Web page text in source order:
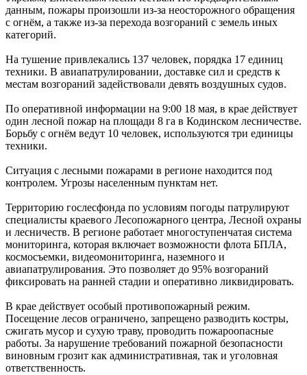
данным, пожары произошли из-за неосторожного обращения
с огнём, а также из-за перехода возгораний с земель иных
категорий.
На тушение привлекались 137 человек, порядка 17 единиц
техники. В авиапатрулировании, доставке сил и средств к
местам возгораний задействовали девять воздушных судов.
По оперативной информации на 9:00 18 мая, в крае действует
один лесной пожар на площади 8 га в Кодинском лесничестве.
Борьбу с огнём ведут 10 человек, используются три единицы
техники.
Ситуация с лесными пожарами в регионе находится под
контролем. Угрозы населенным пунктам нет.
Территорию гослесфонда по условиям погоды патрулируют
специалисты краевого Лесопожарного центра, Лесной охраны
и лесничеств. В регионе работает многоступенчатая система
мониторинга, которая включает возможности флота БПЛА,
космосъемки, видеомониторинга, наземного и
авиапатрулирования. Это позволяет до 95% возгораний
фиксировать на ранней стадии и оперативно ликвидировать.
В крае действует особый противопожарный режим.
Посещение лесов ограничено, запрещено разводить костры,
сжигать мусор и сухую траву, проводить пожароопасные
работы. За нарушение требований пожарной безопасности
виновным грозит как административная, так и уголовная
ответственность.